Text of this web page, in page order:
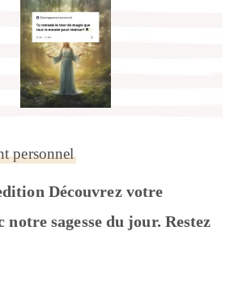
personnel
Découvrez votre
notre sagesse du jour. Restez